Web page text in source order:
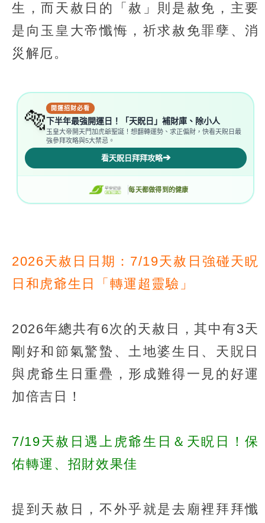
生，而天赦日的「赦」則是赦免，主要
是向玉皇大帝懺悔，祈求赦免罪孽、消
災解厄。
2026天赦日日期：7/19天赦日強碰天眖
日和虎爺生日「轉運超靈驗」
2026年總共有6次的天赦日，其中有3天
剛好和節氣驚蟄、土地婆生日、天貺日
與虎爺生日重疊，形成難得一見的好運
加倍吉日！
7/19天赦日遇上虎爺生日＆天眖日！保
佑轉運、招財效果佳
提到天赦日，不外乎就是去廟裡拜拜懺